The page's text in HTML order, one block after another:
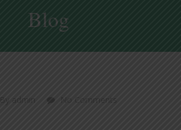
Blog
By admin No Comments